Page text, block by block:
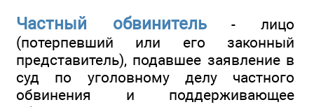
Частный обвинитель- лицо
(потерпевший или его законный
представитель), подавшее заявление в
суд по уголовному делу частного
обвинения и поддерживающее